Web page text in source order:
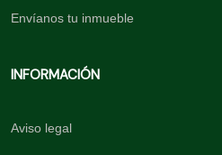
Envíanos tu inmueble
INFORMACIÓN
Aviso legal